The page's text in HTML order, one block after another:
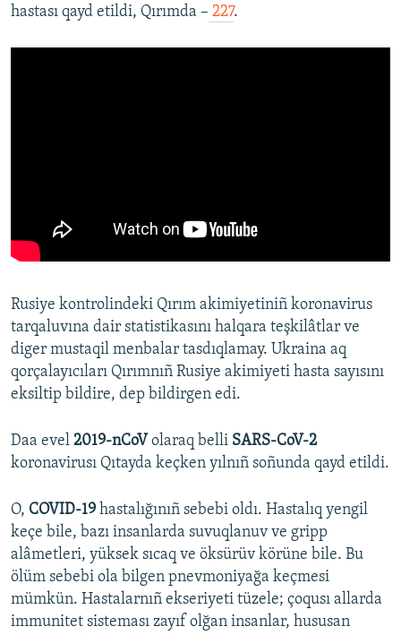
hastası qayd etildi, Qırımda – 227.
Rusiye kontrolindeki Qırım akimiyetiniñ koronavirus
tarqaluvına dair statistikasını halqara teşkilâtlar ve
diger mustaqil menbalar tasdıqlamay. Ukraina aq
qorçalayıcıları Qırımnıñ Rusiye akimiyeti hasta sayısını
eksiltip bildire, dep bildirgen edi.
Daa evel 2019-nCoV olaraq belli SARS-CoV-2
koronavirusı Qıtayda keçken yılnıñ soñunda qayd etildi.
O, COVID-19 hastalığınıñ sebebi oldı. Hastalıq yengil
keçe bile, bazı insanlarda suvuqlanuv ve gripp
alâmetleri, yüksek sıcaq ve öksürüv körüne bile. Bu
ölüm sebebi ola bilgen pnevmoniyağa keçmesi
mümkün. Hastalarnıñ ekseriyeti tüzele; çoqusı allarda
immunitet sisteması zayıf olğan insanlar, hususan